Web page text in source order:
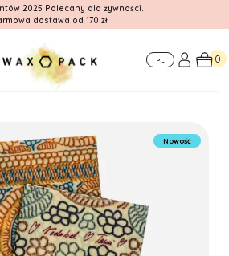
2025 Polecany dla żywności.
dostawa od 170 zł
znajdziesz
PL 0
Nowość